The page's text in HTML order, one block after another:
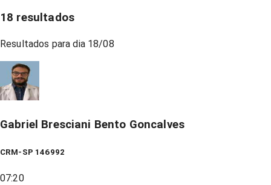
18 resultados
Resultados para dia 18/08
Gabriel Bresciani Bento Goncalves
CRM-SP 146992
07:20